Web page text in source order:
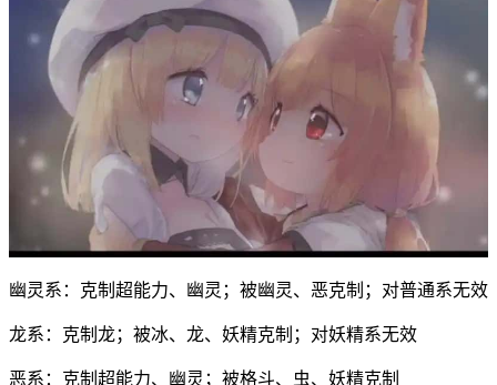
幽灵系：克制超能力、幽灵；被幽灵、恶克制；对普通系无效
龙系：克制龙；被冰、龙、妖精克制；对妖精系无效
恶系：克制超能力、幽灵；被格斗、虫、妖精克制